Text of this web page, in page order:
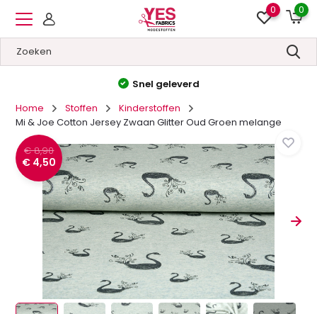
0 0
Hoge kwaliteit&Lage prijzen
Home
Stoffen
Kinderstoffen
Mi & Joe Cotton Jersey Zwaan Glitter Oud Groen melange
€ 8,90
€ 4,50